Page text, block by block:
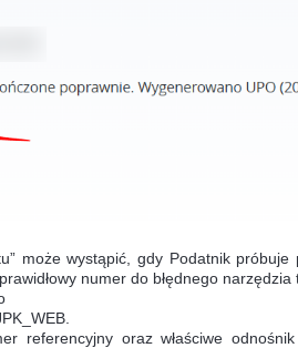
może wystąpić, gdy Podatnik
numer do błędnego narzędzia
referencyjny oraz właściwe